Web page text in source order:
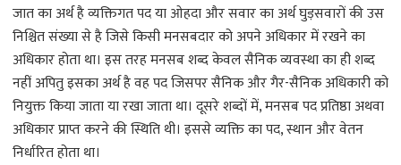
जात का अर्थ है व्यक्तिगत पद या ओहदा और सवार का अर्थ घुड़सवारों की उस
निश्चित संख्या से है जिसे किसी मनसबदार को अपने अधिकार में रखने का
अधिकार होता था। इस तरह मनसब शब्द केवल सैनिक व्यवस्था का ही शब्द
नहीं अपितु इसका अर्थ है वह पद जिसपर सैनिक और गैर-सैनिक अधिकारी को
नियुक्त किया जाता या रखा जाता था। दूसरे शब्दों में, मनसब पद प्रतिष्ठा अथवा
अधिकार प्राप्त करने की स्थिति थी। इससे व्यक्ति का पद, स्थान और वेतन
निर्धारित होता था।